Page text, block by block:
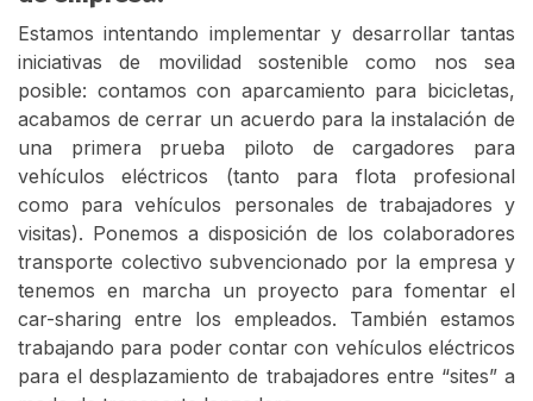
Estamos intentando implementar y desarrollar tantas
iniciativas de movilidad sostenible como nos sea
posible: contamos con aparcamiento para bicicletas,
acabamos de cerrar un acuerdo para la instalación de
una primera prueba piloto de cargadores para
vehículos eléctricos (tanto para flota profesional
como para vehículos personales de trabajadores y
visitas). Ponemos a disposición de los colaboradores
transporte colectivo subvencionado por la empresa y
tenemos en marcha un proyecto para fomentar el
car-sharing entre los empleados. También estamos
trabajando para poder contar con vehículos eléctricos
para el desplazamiento de trabajadores entre “sites” a